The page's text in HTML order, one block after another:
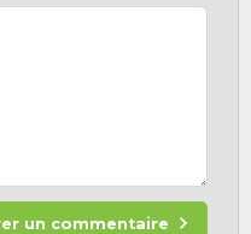
un commentaire